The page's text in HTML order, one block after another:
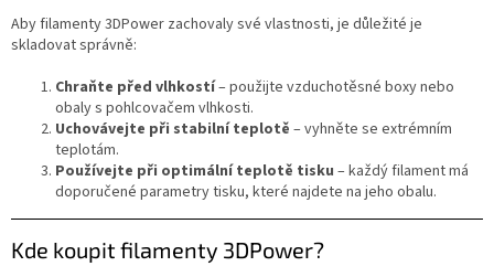
Aby filamenty 3DPower zachovaly své vlastnosti, je důležité je
skladovat správně:
Chraňte před vlhkostí– použijte vzduchotěsné boxy nebo
obaly s pohlcovačem vlhkosti.
Uchovávejte při stabilní teplotě – vyhněte se extrémním
teplotám.
Používejte při optimální teplotě tisku – každý filament má
doporučené parametry tisku, které najdete na jeho obalu.
Kde koupit filamenty 3DPower?